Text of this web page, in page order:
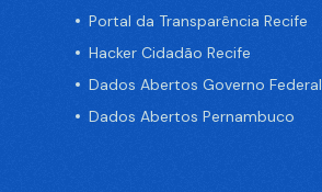
Portal da Transparência Recife
Hacker Cidadão Recife
Dados Abertos Governo Federal
Dados Abertos Pernambuco